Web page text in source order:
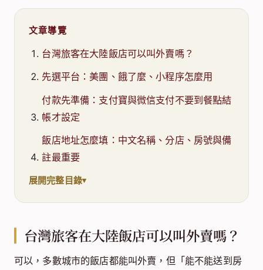
文章導覽
台灣旅客在大陸飯店可以叫外賣嗎？
先選平台：美團、餓了麼、小程序怎麼用
付款先準備：支付寶與微信支付不要到餐點結
帳才設定
飯店地址怎麼填：中文名稱、分店、房號與備
註最重要
展開完整目錄
台灣旅客在大陸飯店可以叫外賣嗎？
可以，多數城市的飯店都能叫外賣，但「能不能送到房